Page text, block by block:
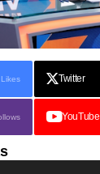
Likes Twitter
YouTube